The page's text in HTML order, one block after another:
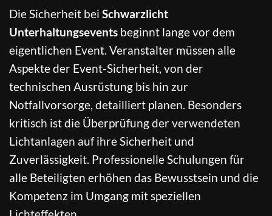
Die Sicherheit bei Schwarzlicht
Unterhaltungsevents beginnt lange vor dem
eigentlichen Event. Veranstalter müssen alle
Aspekte der Event-Sicherheit, von der
technischen Ausrüstung bis hin zur
Notfallvorsorge, detailliert planen. Besonders
kritisch ist die Überprüfung der verwendeten
Lichtanlagen auf ihre Sicherheit und
Zuverlässigkeit. Professionelle Schulungen für
alle Beteiligten erhöhen das Bewusstsein und die
Kompetenz im Umgang mit speziellen